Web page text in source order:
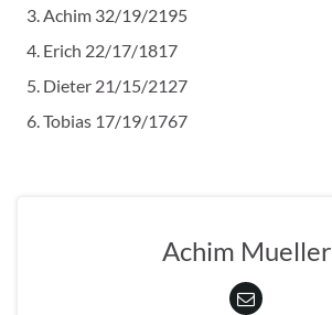
Achim 32/19/2195
Erich 22/17/1817
Dieter 21/15/2127
Tobias 17/19/1767
Achim Mueller